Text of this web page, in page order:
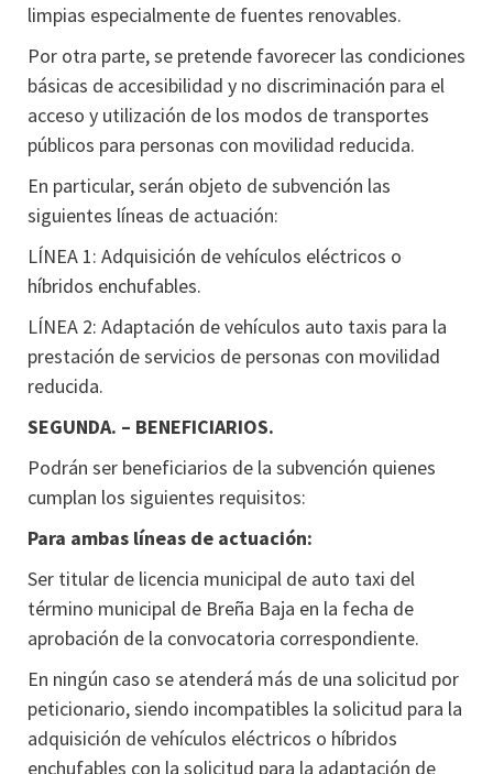
limpias especialmente de fuentes renovables.
Por otra parte, se pretende favorecer las condiciones
básicas de accesibilidad y no discriminación para el
acceso y utilización de los modos de transportes
públicos para personas con movilidad reducida.
En particular, serán objeto de subvención las
siguientes líneas de actuación:
LÍNEA 1: Adquisición de vehículos eléctricos o
híbridos enchufables.
LÍNEA 2: Adaptación de vehículos auto taxis para la
prestación de servicios de personas con movilidad
reducida.
SEGUNDA. – BENEFICIARIOS.
Podrán ser beneficiarios de la subvención quienes
cumplan los siguientes requisitos:
Para ambas líneas de actuación:
Ser titular de licencia municipal de auto taxi del
término municipal de Breña Baja en la fecha de
aprobación de la convocatoria correspondiente.
En ningún caso se atenderá más de una solicitud por
peticionario, siendo incompatibles la solicitud para la
adquisición de vehículos eléctricos o híbridos
enchufables con la solicitud para la adaptación de